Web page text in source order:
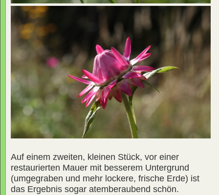
Auf einem zweiten, kleinen Stück, vor einer
restaurierten Mauer mit besserem Untergrund
(umgegraben und mehr lockere, frische Erde) ist
das Ergebnis sogar atemberaubend schön.